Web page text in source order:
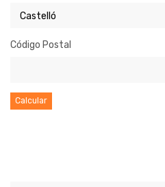
Código Postal
Calcular